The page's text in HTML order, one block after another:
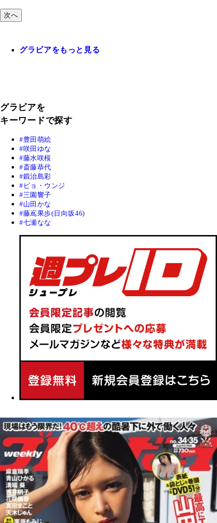
次へ
グラビアをもっと見る
グラビアを
キーワードで探す
豊田萌絵
咲田ゆな
藤水咲桜
斎藤恭代
鍛治島彩
ピョ・ウンジ
三園響子
山田かな
藤嶌果歩(日向坂46)
七瀬なな